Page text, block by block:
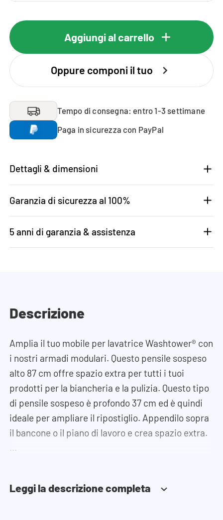
Aggiungi al carrello
Oppure componi il tuo
Tempo di consegna: entro 1-3 settimane
Paga in sicurezza con PayPal
Dettagli & dimensioni
Garanzia di sicurezza al 100%
5 anni di garanzia & assistenza
Descrizione
Amplia il tuo mobile per lavatrice Washtower® con
i nostri armadi modulari. Questo pensile sospeso
alto 87 cm offre spazio extra per tutti i tuoi
prodotti per la biancheria e la pulizia. Questo tipo
di pensile sospeso è profondo 37 cm ed è quindi
ideale per ampliare il ripostiglio. Appendilo sopra
il bancone o il piano di lavoro e crea spazio extra.
porta può essere montata in modo da aprirsi sia a
Leggi la descrizione completa